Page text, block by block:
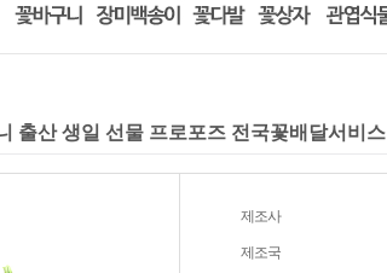
출산 생일 선물 프로포즈 전국꽃배달서비스
제조사
제조국